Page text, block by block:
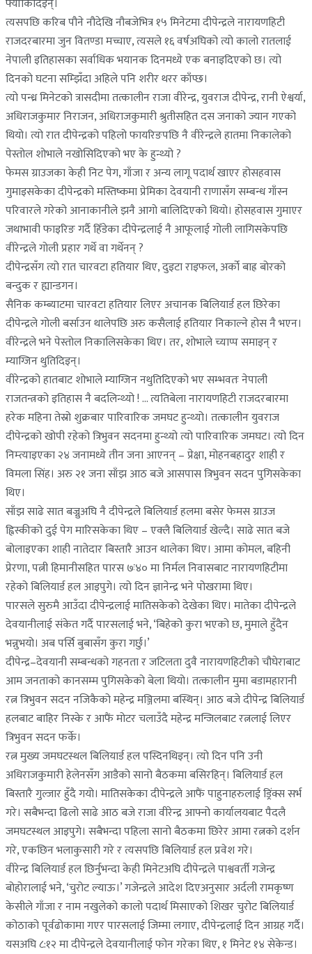
फ्याँकिदिइन्।
त्यसपछि करिब पौने नौदेखि नौबजेभित्र १५ मिनेटमा दीपेन्द्रले नारायणहिटी
राजदरबारमा जुन वितण्डा मच्चाए, त्यसले १६ वर्षअघिको त्यो कालो रातलाई
नेपाली इतिहासका सर्वाधिक भयानक दिनमध्ये एक बनाइदिएको छ। त्यो
दिनको घटना सम्झिँदा अहिले पनि शरीर थरर काँप्छ।
त्यो पन्ध्र मिनेटको त्रासदीमा तत्कालीन राजा वीरेन्द्र, युवराज दीपेन्द्र, रानी ऐश्वर्या,
अधिराजकुमार निराजन, अधिराजकुमारी श्रुतीसहित दस जनाको ज्यान गएको
थियो। त्यो रात दीपेन्द्रको पहिलो फायरिङपछि नै वीरेन्द्रले हातमा निकालेको
पेस्तोल शोभाले नखोसिदिएको भए के हुन्थ्यो ?
फेमस ग्राउजका केही निट पेग, गाँजा र अन्य लागू पदार्थ खाएर होसहवास
गुमाइसकेका दीपेन्द्रको मस्तिष्कमा प्रेमिका देवयानी राणासँग सम्बन्ध गाँस्न
परिवारले गरेको आनाकानीले झनै आगो बालिदिएको थियो। होसहवास गुमाएर
जथाभावी फाइरिङ गर्दै हिँडेका दीपेन्द्रलाई नै आफूलाई गोली लागिसकेपछि
वीरेन्द्रले गोली प्रहार गर्थे वा गर्थेनन् ?
दीपेन्द्रसँग त्यो रात चारवटा हतियार थिए, दुइटा राइफल, अर्को बाह्र बोरको
बन्दुक र ह्यान्डगन।
सैनिक कम्ब्याटमा चारवटा हतियार लिएर अचानक बिलियार्ड हल छिरेका
दीपेन्द्रले गोली बर्साउन थालेपछि अरु कसैलाई हतियार निकाल्ने होस नै भएन।
वीरेन्द्रले भने पेस्तोल निकालिसकेका थिए। तर, शोभाले च्याप्प समाइन् र
म्याग्जिन थुतिदिइन्।
वीरेन्द्रको हातबाट शोभाले म्याग्जिन नथुतिदिएको भए सम्भवतः नेपाली
राजतन्त्रको इतिहास नै बदलिन्थ्यो ! … त्यतिबेला नारायणहिटी राजदरबारमा
हरेक महिना तेस्रो शुक्रबार पारिवारिक जमघट हुन्थ्यो। तत्कालीन युवराज
दीपेन्द्रको खोपी रहेको त्रिभुवन सदनमा हुन्थ्यो त्यो पारिवारिक जमघट। त्यो दिन
निम्त्याइएका २४ जनामध्ये तीन जना आएनन् – प्रेक्षा, मोहनबहादुर शाही र
विमला सिंह। अरु २१ जना साँझ आठ बजे आसपास त्रिभुवन सदन पुगिसकेका
थिए।
साँझ साढे सात बज्नुअघि नै दीपेन्द्रले बिलियार्ड हलमा बसेर फेमस ग्राउज
ह्विस्कीको दुई पेग मारिसकेका थिए – एक्लै बिलियार्ड खेल्दै। साढे सात बजे
बोलाइएका शाही नातेदार बिस्तारै आउन थालेका थिए। आमा कोमल, बहिनी
प्रेरणा, पत्नी हिमानीसहित पारस ७ः४० मा निर्मल निवासबाट नारायणहिटीमा
रहेको बिलियार्ड हल आइपुगे। त्यो दिन ज्ञानेन्द्र भने पोखरामा थिए।
पारसले सुरुमै आउँदा दीपेन्द्रलाई मातिसकेको देखेका थिए। मातेका दीपेन्द्रले
देवयानीलाई संकेत गर्दै पारसलाई भने, ‘बिहेको कुरा भएको छ, मुमाले हुँदैन
भन्नुभयो। अब पर्सि बुबासँग कुरा गर्छु।’
दीपेन्द्र–देवयानी सम्बन्धको गहनता र जटिलता दुवै नारायणहिटीको चौघेराबाट
आम जनताको कानसम्म पुगिसकेको बेला थियो। तत्कालीन मुमा बडामहारानी
रत्न त्रिभुवन सदन नजिकैको महेन्द्र मञ्जिलमा बस्थिन्। आठ बजे दीपेन्द्र बिलियार्ड
हलबाट बाहिर निस्के र आफैं मोटर चलाउँदै महेन्द्र मन्जिलबाट रत्नलाई लिएर
त्रिभुवन सदन फर्के।
रत्न मुख्य जमघटस्थल बिलियार्ड हल पस्दिनथिइन्। त्यो दिन पनि उनी
अधिराजकुमारी हेलेनसँग आडैको सानो बैठकमा बसिरहिन्। बिलियार्ड हल
बिस्तारै गुल्जार हुँदै गयो। मातिसकेका दीपेन्द्रले आफैं पाहुनाहरुलाई ड्रिंक्स सर्भ
गरे। सबैभन्दा ढिलो साढे आठ बजे राजा वीरेन्द्र आफ्नो कार्यालयबाट पैदलै
जमघटस्थल आइपुगे। सबैभन्दा पहिला सानो बैठकमा छिरेर आमा रत्नको दर्शन
गरे, एकछिन भलाकुसारी गरे र त्यसपछि बिलियार्ड हल प्रवेश गरे।
वीरेन्द्र बिलियार्ड हल छिर्नुभन्दा केही मिनेटअघि दीपेन्द्रले पाश्ववर्ती गजेन्द्र
बोहोरालाई भने, ‘चुरोट ल्याऊ।’ गजेन्द्रले आदेश दिएअनुसार अर्दली रामकृष्ण
केसीले गाँजा र नाम नखुलेको कालो पदार्थ मिसाएको शिखर चुरोट बिलियार्ड
कोठाको पूर्वढोकामा गएर पारसलाई जिम्मा लगाए, दीपेन्द्रलाई दिन आग्रह गर्दै।
यसअघि ८:१२ मा दीपेन्द्रले देवयानीलाई फोन गरेका थिए, १ मिनेट १४ सेकेन्ड।